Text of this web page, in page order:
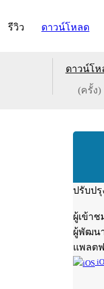
รีวิว ดาวน์โหลด
ดาวน์โห
(ครั้ง)
ปรับปรุ
ผู้เข้าช
ผู้พัฒน
แพลต